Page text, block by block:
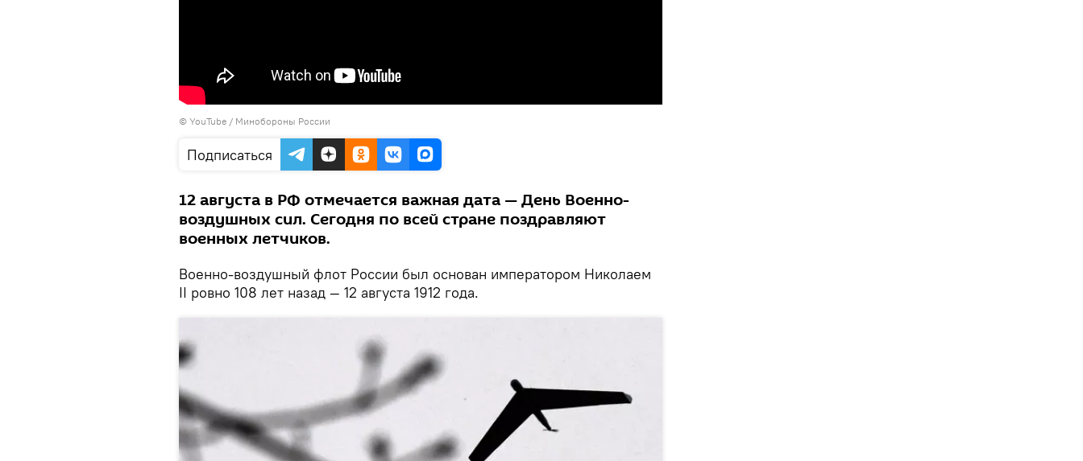
© YouTube / Минобороны России
Подписаться
12 августа в РФ отмечается важная дата — День Военно-
воздушных сил. Сегодня по всей стране поздравляют
военных летчиков.
Военно-воздушный флот России был основан императором Николаем
II ровно 108 лет назад — 12 августа 1912 года.